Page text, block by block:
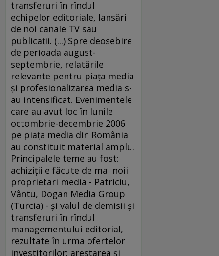
transferuri în rîndul
echipelor editoriale, lansări
de noi canale TV sau
publicaţii. (...) Spre deosebire
de perioada august-
septembrie, relatările
relevante pentru piaţa media
şi profesionalizarea media s-
au intensificat. Evenimentele
care au avut loc în lunile
octombrie-decembrie 2006
pe piaţa media din România
au constituit material amplu.
Principalele teme au fost:
achiziţiile făcute de mai noii
proprietari media - Patriciu,
Vântu, Dogan Media Group
(Turcia) - şi valul de demisii şi
transferuri în rîndul
managementului editorial,
rezultate în urma ofertelor
investitorilor; arestarea şi